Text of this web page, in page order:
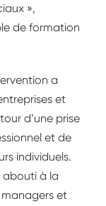
»,
de formation
a
et
d’une prise
et de
individuels.
abouti à la
et